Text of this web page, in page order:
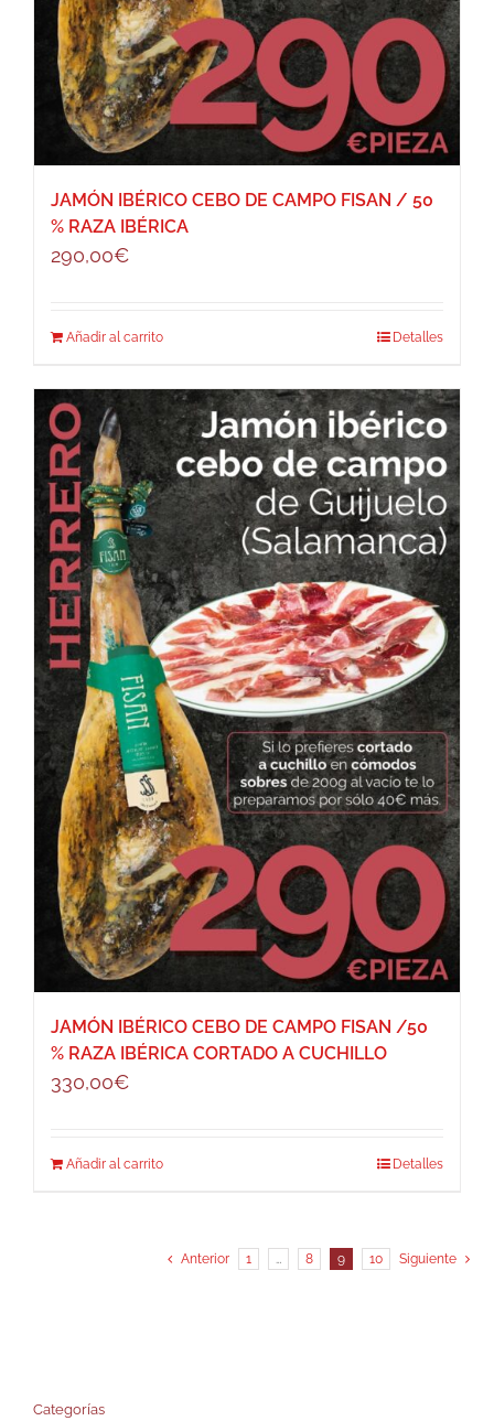
JAMÓN IBÉRICO CEBO DE CAMPO FISAN / 50
% RAZA IBÉRICA
290,00€
Añadir al carrito Detalles
JAMÓN IBÉRICO CEBO DE CAMPO FISAN /50
% RAZA IBÉRICA CORTADO A CUCHILLO
330,00€
Añadir al carrito Detalles
Anterior 1 … 8 9 10 Siguiente
Categorías